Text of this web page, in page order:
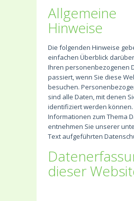
Allgemeine
Hinweise
Die folgenden Hinweise
einfachen Überblick
Ihren personenbezogenen
passiert, wenn Sie diese
besuchen.
sind alle Daten, mit denen
identifiziert werden
Informationen zum Thema
entnehmen Sie unserer
Text aufgeführten
dieser